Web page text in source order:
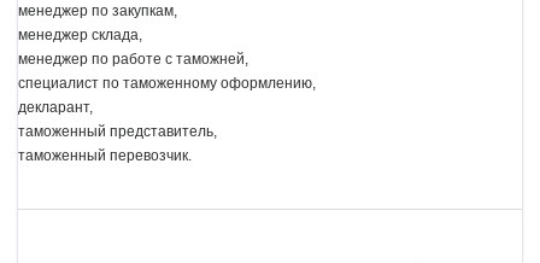
менеджер по закупкам,
менеджер склада,
менеджер по работе с таможней,
специалист по таможенному оформлению,
декларант,
таможенный представитель,
таможенный перевозчик.